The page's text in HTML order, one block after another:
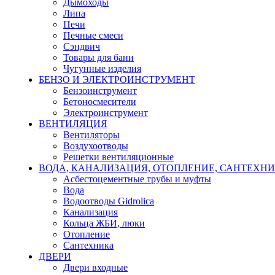
Дымоходы
Липа
Печи
Печные смеси
Сэндвич
Товары для бани
Чугунные изделия
БЕНЗО И ЭЛЕКТРОИНСТРУМЕНТ
Бензоинструмент
Бетоносмесители
Электроинструмент
ВЕНТИЛЯЦИЯ
Вентиляторы
Воздухоотводы
Решетки вентиляционные
ВОДА, КАНАЛИЗАЦИЯ, ОТОПЛЕНИЕ,
Асбестоцементные трубы и муфты
Вода
Водоотводы Gidrolica
Канализация
Кольца ЖБИ, люки
Отопление
Сантехника
ДВЕРИ
Двери входные